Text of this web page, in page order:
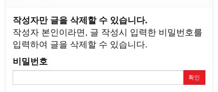
작성자만 글을 삭제할 수 있습니다.
작성자 본인이라면, 글 작성시 입력한 비밀번호를
입력하여 글을 삭제할 수 있습니다.
비밀번호
확인